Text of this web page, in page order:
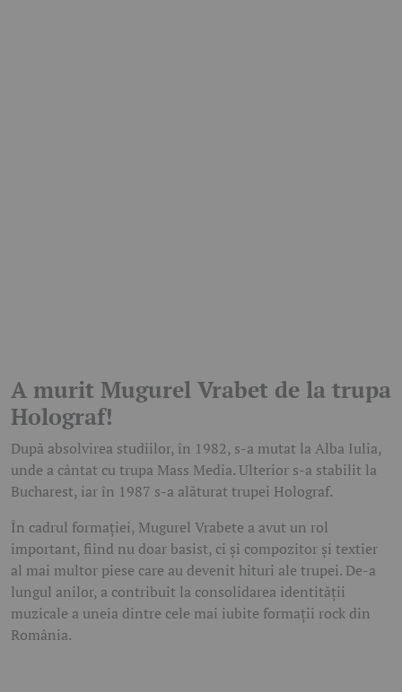
A murit Mugurel Vrabet de la trupa
Holograf!
După absolvirea studiilor, în 1982, s-a mutat la Alba Iulia,
unde a cântat cu trupa Mass Media. Ulterior s-a stabilit la
Bucharest, iar în 1987 s-a alăturat trupei Holograf.
În cadrul formației, Mugurel Vrabete a avut un rol
important, fiind nu doar basist, ci și compozitor și textier
al mai multor piese care au devenit hituri ale trupei. De-a
lungul anilor, a contribuit la consolidarea identității
muzicale a uneia dintre cele mai iubite formații rock din
România.